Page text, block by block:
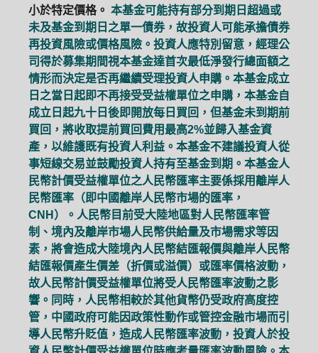
小於特定價格。 本基金可能持有部分到期日超過或
未及基金到期日之單一債券，故投資人可能承擔債券
再投資風險或價格風險。投資人應特別留意，經理公
司得於募集期間視本基金達首次最低淨發行總面額之
情形而決定是否再繼續受理投資人申購。本基金成立
日之當日起即不再接受受益權單位之申購，本基金自
成立日起九十日後即開放每日買回，但基金未到期前
買回，將收取提前買回費用最高2%並歸入基金資
產，以維護既有投資人利益。本基金不建議投資人從
事短線交易並鼓勵投資人持有至基金到期。本基金人
民幣計價受益權單位之人民幣匯率主要係採用離岸人
民幣匯率（即中國離岸人民幣市場的匯率，
CNH）。人民幣目前受大陸地區對人民幣匯率管
制、境內及離岸市場人民幣供給量及市場需求等因
素，將會造成大陸境內人民幣結匯報價與離岸人民幣
結匯報價產生價差（折價或溢價）或匯率價格波動，
故人民幣計價受益權單位將受人民幣匯率波動之影
響。同時，人民幣相較於其他貨幣仍受政府高度控
管，中國政府可能因政策性動作或管控金融市場而引
導人民幣升貶值，造成人民幣匯率波動，投資人於投